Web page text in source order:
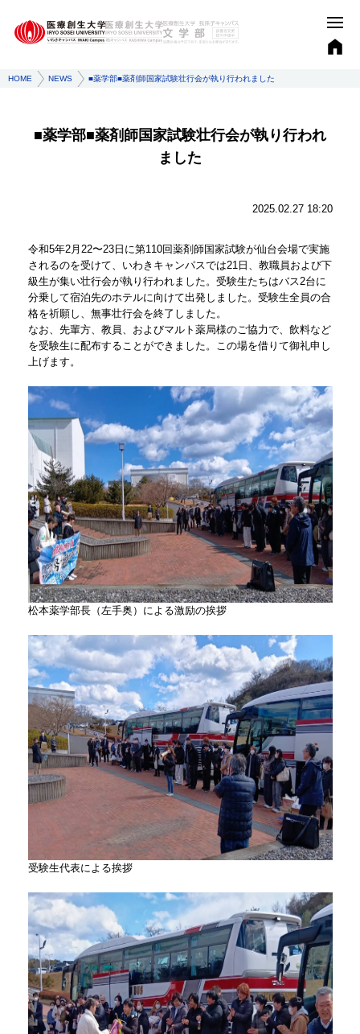
HOME NEWS ■薬学部■薬剤師国家試験壮行会が執り行われました
■薬学部■薬剤師国家試験壮行会が執り行われ
ました
2025.02.27 18:20
令和5年2月22〜23日に第110回薬剤師国家試験が仙台会場で実施
されるのを受けて、いわきキャンパスでは21日、教職員および下
級生が集い壮行会が執り行われました。受験生たちはバス2台に
分乗して宿泊先のホテルに向けて出発しました。受験生全員の合
格を祈願し、無事壮行会を終了しました。
なお、先輩方、教員、およびマルト薬局様のご協力で、飲料など
を受験生に配布することができました。この場を借りて御礼申し
上げます。
松本薬学部長（左手奥）による激励の挨拶
受験生代表による挨拶